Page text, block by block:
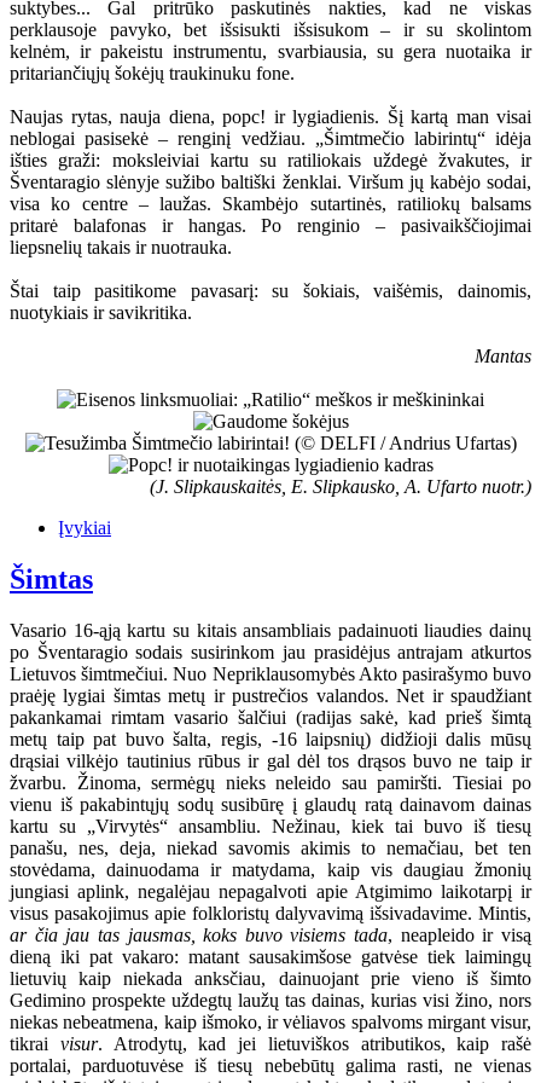
suktybes... Gal pritrūko paskutinės nakties, kad ne viskas
perklausoje pavyko, bet išsisukti išsisukom – ir su skolintom
kelnėm, ir pakeistu instrumentu, svarbiausia, su gera nuotaika ir
pritariančiųjų šokėjų traukinuku fone.
Naujas rytas, nauja diena, popc! ir lygiadienis. Šį kartą man visai
neblogai pasisekė – renginį vedžiau. „Šimtmečio labirintų“ idėja
išties graži: moksleiviai kartu su ratiliokais uždegė žvakutes, ir
Šventaragio slėnyje sužibo baltiški ženklai. Viršum jų kabėjo sodai,
visa ko centre – laužas. Skambėjo sutartinės, ratiliokų balsams
pritarė balafonas ir hangas. Po renginio – pasivaikščiojimai
liepsnelių takais ir nuotrauka.
Štai taip pasitikome pavasarį: su šokiais, vaišėmis, dainomis,
nuotykiais ir savikritika.
Mantas
(J. Slipkauskaitės, E. Slipkausko, A. Ufarto nuotr.)
Įvykiai
Šimtas
Vasario 16-ąją kartu su kitais ansambliais padainuoti liaudies dainų
po Šventaragio sodais susirinkom jau prasidėjus antrajam atkurtos
Lietuvos šimtmečiui. Nuo Nepriklausomybės Akto pasirašymo buvo
praėję lygiai šimtas metų ir pustrečios valandos. Net ir spaudžiant
pakankamai rimtam vasario šalčiui (radijas sakė, kad prieš šimtą
metų taip pat buvo šalta, regis, -16 laipsnių) didžioji dalis mūsų
drąsiai vilkėjo tautinius rūbus ir gal dėl tos drąsos buvo ne taip ir
žvarbu. Žinoma, sermėgų nieks neleido sau pamiršti. Tiesiai po
vienu iš pakabintųjų sodų susibūrę į glaudų ratą dainavom dainas
kartu su „Virvytės“ ansambliu. Nežinau, kiek tai buvo iš tiesų
panašu, nes, deja, niekad savomis akimis to nemačiau, bet ten
stovėdama, dainuodama ir matydama, kaip vis daugiau žmonių
jungiasi aplink, negalėjau nepagalvoti apie Atgimimo laikotarpį ir
visus pasakojimus apie folkloristų dalyvavimą išsivadavime. Mintis,
ar čia jau tas jausmas, koks buvo visiems tada, neapleido ir visą
dieną iki pat vakaro: matant sausakimšose gatvėse tiek laimingų
lietuvių kaip niekada anksčiau, dainuojant prie vieno iš šimto
Gedimino prospekte uždegtų laužų tas dainas, kurias visi žino, nors
niekas nebeatmena, kaip išmoko, ir vėliavos spalvoms mirgant visur,
tikrai visur. Atrodytų, kad jei lietuviškos atributikos, kaip rašė
portalai, parduotuvėse iš tiesų nebebūtų galima rasti, ne vienas